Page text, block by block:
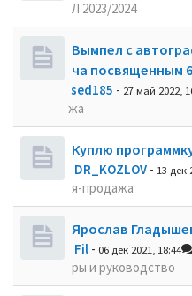
Л 2023/2024
Вымпел с
ча посвященным
sed185 - 27 май 2022,
жа
Куплю
DR_KOZLOV - 13 дек
я-продажа
Ярослав
Fil - 06 дек 2021, 18:44
ры и руководство